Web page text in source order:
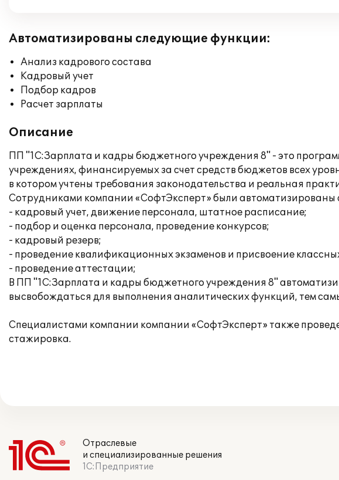
Автоматизированы следующие функции:
Анализ кадрового состава
Кадровый учет
Подбор кадров
Расчет зарплаты
Описание
ПП "1С:Зарплата и кадры бюджетного учреждения 8" - это
учреждениях, финансируемых за счет средств бюджетов всех
в котором учтены требования законодательства и реальная
Сотрудниками компании «СофтЭксперт» были
- кадровый учет, движение персонала, штатное расписание;
- подбор и оценка персонала, проведение конкурсов;
- кадровый резерв;
- проведение квалификационных экзаменов и присвоение
- проведение аттестации;
В ПП "1С:Зарплата и кадры бюджетного учреждения 8"
высвобождаться для выполнения аналитических функций, тем
Специалистами компании компании «СофтЭксперт» также
стажировка.
Отраслевые
и специализированные решения
1С:Предприятие